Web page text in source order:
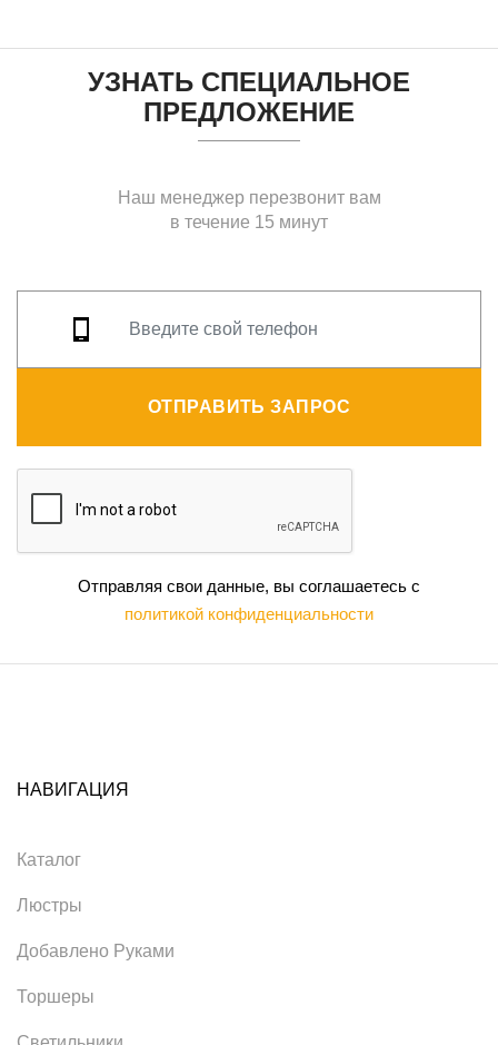
УЗНАТЬ СПЕЦИАЛЬНОЕ
ПРЕДЛОЖЕНИЕ
Наш менеджер перезвонит вам
в течение 15 минут
ОТПРАВИТЬ ЗАПРОС
Отправляя свои данные, вы соглашаетесь с
политикой конфиденциальности
НАВИГАЦИЯ
Каталог
Люстры
Добавлено Руками
Торшеры